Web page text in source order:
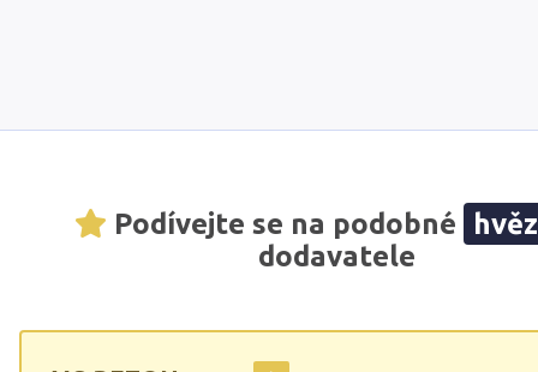
Podívejte se na podobné
dodavatele